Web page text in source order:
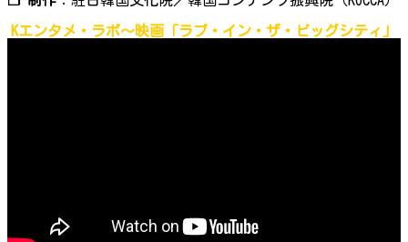
Kエンタメ・ラボ～映画「ラブ・イン・ザ・ビッグシティ」